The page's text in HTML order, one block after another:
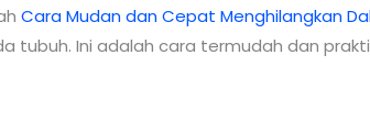
Cara Mudan dan Cepat Menghilangkan
tubuh. Ini adalah cara termudah dan